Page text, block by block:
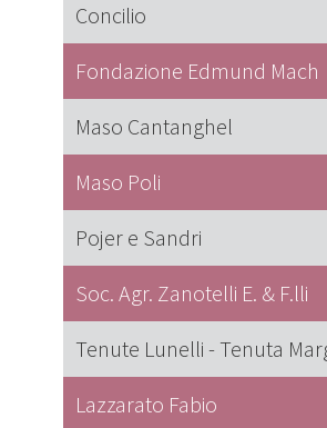
Concilio
Fondazione Edmund Mach
Maso Cantanghel
Maso Poli
Pojer e Sandri
Soc. Agr. Zanotelli E. & F.lli
Tenute Lunelli - Tenuta
Lazzarato Fabio